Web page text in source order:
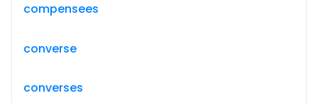
compensees
converse
converses